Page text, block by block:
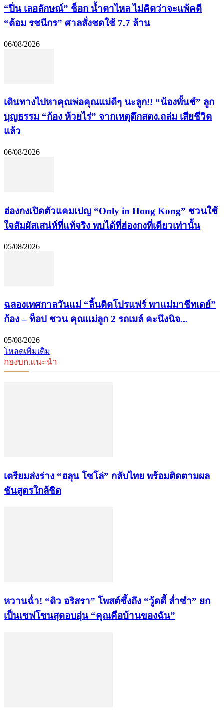
“ปิ่น เลอลักษณ์” ช็อก น้ำตาไหล ไม่คิดว่าจะแพ้คดี
“ต้อม รชนีกร” ศาลสั่งชดใช้ 7.7 ล้าน
06/08/2026
เดินทางไปหาคุณพ่อคุณแม่ดีๆ นะลูก!! “น้องพั้นช์” ลูก
บุญธรรม “ก้อง ห้วยไร่” จากเหตุตึกสตง.ถล่ม เสียชีวิต
แล้ว
06/08/2026
ฮ่องกงเปิดตัวแคมเปญ “Only in Hong Kong” ชวนใช้
ใจสัมผัสเสน่ห์ที่แท้จริง พบได้ที่ฮ่องกงที่เดียวเท่านั้น
05/08/2026
ฉลองเทศกาลวันแม่ “ลิ้นติดโปรแฟร์ พาแม่มาชีทเดย์”
ก้อง – ท็อป ชวน คุณแม่ลูก 2 รถเมล์ คะนึงนิจ...
05/08/2026
โหลดเพิ่มเติม
กองบก.แนะนำ
เตรียมส่งร่าง “ฮลุน โซโล่” กลับไทย พร้อมติดตามผล
ชันสูตรใกล้ชิด
หวานฉ่ำ! “ดิว อริสรา” โพสต์ซึ้งถึง “วู้ดดี้ ล่ำซำ” ยก
เป็นเซฟโซนสุดอบอุ่น “คุณคือบ้านของฉัน”